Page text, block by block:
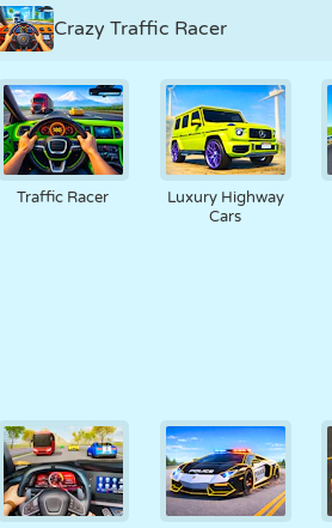
Crazy Traffic Racer
Traffic Racer
Luxury Highway
Cars